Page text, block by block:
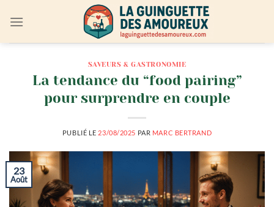
SAVEURS & GASTRONOMIE
La tendance du “food pairing”
pour surprendre en couple
PUBLIÉ LE 23/08/2025 PAR MARC BERTRAND
23
Août